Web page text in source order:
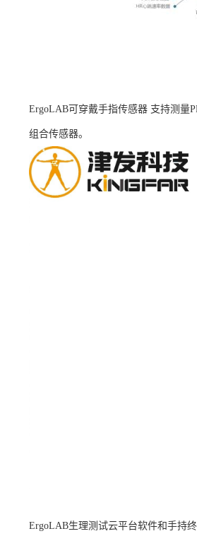
ErgoLAB可穿戴手指传感器 支持测量
组合传感器。
ErgoLAB生理测试云平台软件和手持